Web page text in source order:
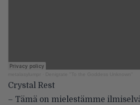
Crystal Rest
– Tämä on mielestämme